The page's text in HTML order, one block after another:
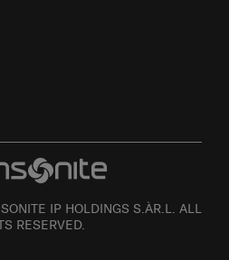
IP HOLDINGS S.ÀR.L. ALL
RESERVED.